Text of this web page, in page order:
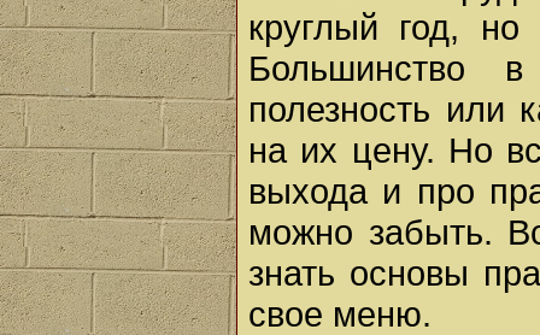
круглый год,
Большинство
полезность или
на их цену. Но
выхода и про
можно забыть.
знать основы
свое меню.